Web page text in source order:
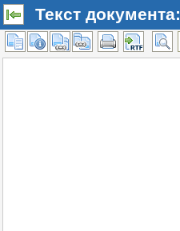
Текст документа: